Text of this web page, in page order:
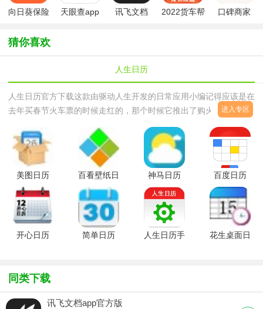
向日葵保险
本
天眼查app
讯飞文档
2022货车帮
口碑商家
猜你喜欢
人生日历
人生日历官方下载这款由驱动人生开发的日常应用小编记得应该是在
去年买春节火车票的时候走红的，那个时候它推出了购火车票功能迅
人生日历抢票软件，清明节假日将到，火车票再次迎来“购票难的问
题”而此时人生日历再次开放全自动刷火车票功能，给广大网友订购
火车票提供便利。人生日历抢票插件，比火车票官网的预售时间点早
两分钟，这两分钟可以大大提高抢票成功的几
进入专区
美图日历
1.0.3.678
官方最新版
百看壁纸日
历
V2.3.3.10
官方最新版
神马日历
v1.0.0.1 绿
色版
百度日历
v1.5 安卓
版
开心日历
简单日历
人生日历手
花生桌面日
同类下载
讯飞文档app官方版